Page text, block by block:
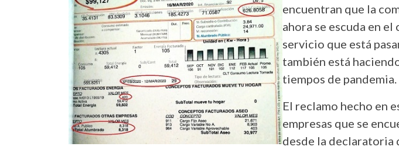
encuentran que la
ahora se escuda en el
servicio que está
también está
tiempos de pandemia.
El reclamo hecho en
empresas que se
desde la declaratoria